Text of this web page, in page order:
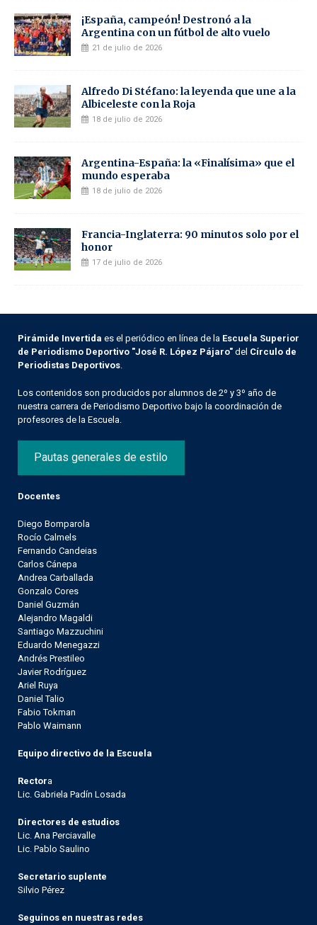
¡España, campeón! Destronó a la
Argentina con un fútbol de alto vuelo
21 de julio de 2026
Alfredo Di Stéfano: la leyenda que une a la
Albiceleste con la Roja
18 de julio de 2026
Argentina-España: la «Finalísima» que el
mundo esperaba
18 de julio de 2026
Francia-Inglaterra: 90 minutos solo por el
honor
17 de julio de 2026
Pirámide Invertida es el periódico en línea de la Escuela Superior
de Periodismo Deportivo "José R. López Pájaro" del Círculo de
Periodistas Deportivos
Los contenidos son producidos por alumnos de 2º y 3º año de
nuestra carrera de Periodismo Deportivo bajo la coordinación de
profesores de la Escuela.
Pautas generales de estilo
Docentes
Diego Bomparola
Rocío Calmels
Fernando Candeias
Carlos Cánepa
Andrea Carballada
Gonzalo Cores
Daniel Guzmán
Alejandro Magaldi
Santiago Mazzuchini
Eduardo Menegazzi
Andrés Prestileo
Javier Rodríguez
Ariel Ruya
Daniel Talio
Fabio Tokman
Pablo Waimann
Equipo directivo de la Escuela
Rectora
Lic. Gabriela Padín Losada
Directores de estudios
Lic. Ana Perciavalle
Lic. Pablo Saulino
Secretario suplente
Silvio Pérez
Seguinos en nuestras redes